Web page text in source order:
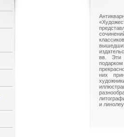
вв. Эти
них
и